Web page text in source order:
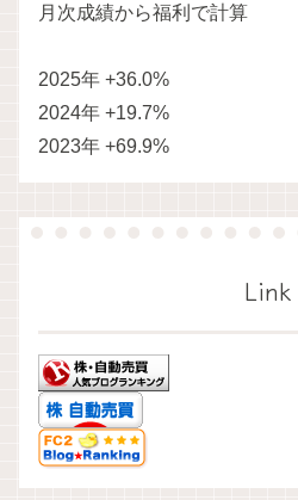
月次成績から福利で計算
2025年 +36.0%
2024年 +19.7%
2023年 +69.9%
Link